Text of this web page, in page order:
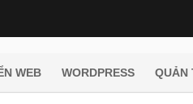
WEB WORDPRESS QUẢN